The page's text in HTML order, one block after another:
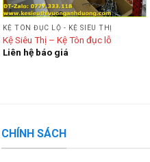
KỆ TÔN ĐỤC LỘ - KỆ SIÊU THỊ
Kệ Siêu Thị – Kệ Tôn đục lỗ
Liên hệ báo giá
CHÍNH SÁCH